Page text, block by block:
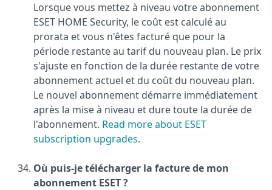
Lorsque vous mettez à niveau votre abonnement
ESET HOME Security, le coût est calculé au
prorata et vous n'êtes facturé que pour la
période restante au tarif du nouveau plan. Le prix
s'ajuste en fonction de la durée restante de votre
abonnement actuel et du coût du nouveau plan.
Le nouvel abonnement démarre immédiatement
après la mise à niveau et dure toute la durée de
l'abonnement. Read more about ESET
subscription upgrades.
Où puis-je télécharger la facture de mon
abonnement ESET ?